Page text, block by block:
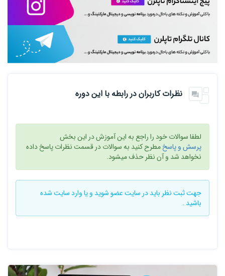
نظرات کاربران در رابطه با این دوره
لطفا سوالات خود را راجع به این آموزش در این بخش
پرسش و پاسخمطرح کنید به سوالات در قسمت نظرات پاسخ داده
نخواهد شد و آن نظر حذف میشود.
جهت ثبت نظر باید در سایتعضو شوید و یاوارد سایتشده
باشید .